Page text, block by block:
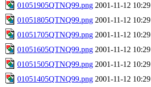
01051905QTNQ99.png 2001-11-12 10:29
01051805QTNQ99.png 2001-11-12 10:29
01051705QTNQ99.png 2001-11-12 10:29
01051605QTNQ99.png 2001-11-12 10:29
01051505QTNQ99.png 2001-11-12 10:29
01051405QTNQ99.png 2001-11-12 10:29